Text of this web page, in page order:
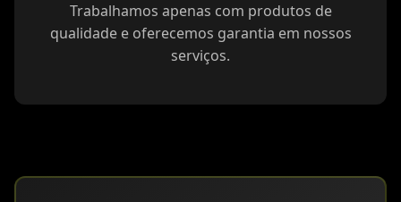
Trabalhamos apenas com produtos de
qualidade e oferecemos garantia em nossos
serviços.